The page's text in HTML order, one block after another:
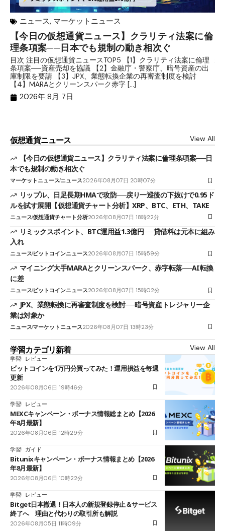
ニュース, マーケットニュース
【今日の仮想通貨ニュース】クラリティ法案に倫
理条項案──日本でも規制の動き相次ぐ
目次 注目の仮想通貨ニュースTOP5 【1】クラリティ法案に倫理
条項案──資産売却を協議 【2】金融庁・警察庁、暗号資産の出
庫制限を要請 【3】JPX、業態転換企業の再審査制度を検討
【4】MARAとクリーンスパーク赤字 […]
2026年 8月 7日
仮想通貨ニュース View All
【今日の仮想通貨ニュース】クラリティ法案に倫理条項案──日
本でも規制の動き相次ぐ
マーケットニュースニュース2026年08月07日 20時07分
リップル、日足長期HMAで攻防──戻り一巡後の下抜けで0.95ド
ルを試す展開【仮想通貨チャート分析】XRP、BTC、ETH、TAKE
ニュース仮想通貨チャート分析2026年08月07日 18時22分
リミックスポイント、BTC運用益1.3億円──貸借料は元本に組み
入れ
ニュースビットコインニュース2026年08月07日 15時59分
マイニング大手MARAとクリーンスパーク、赤字転落──AI転換
に差
ニュースビットコインニュース2026年08月07日 15時02分
JPX、業態転換に再審査制度を検討──暗号資産トレジャリー企
業は対象か
ニュースマーケットニュース2026年08月07日 13時23分
学習カテゴリ新着 View All
学習 レビュー
ビットコインを1万円分買ってみた！運用損益を毎週
更新
2026年08月06日 19時46分
学習 レビュー
MEXCキャンペーン・ボーナス情報総まとめ【2026
年8月最新】
2026年08月06日 12時29分
学習 ガイド
Bitunixキャンペーン・ボーナス情報まとめ【2026
年8月最新】
2026年08月06日 10時22分
学習 レビュー
Bitget日本撤退！日本人の新規登録停止＆サービス
終了へ 理由と代わりの取引所も解説
2026年08月05日 11時09分